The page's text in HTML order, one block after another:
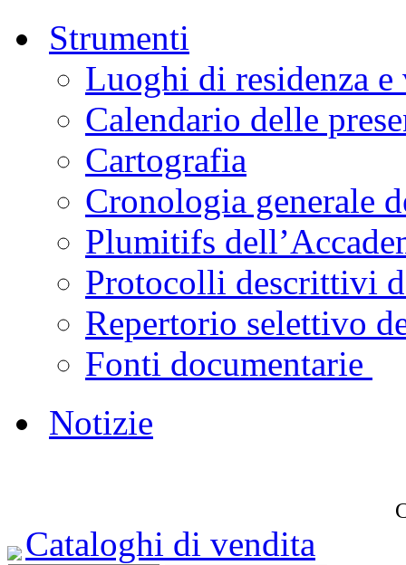
Strumenti
Luoghi di residenza
Calendario delle
Cartografia
Cronologia generale
Plumitifs
Protocolli descrittivi
Repertorio selettivo
Fonti documentarie
Notizie
Cataloghi di vendita